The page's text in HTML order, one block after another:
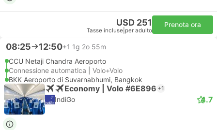
USD 251
Tasse incluse per adulto
Prenota ora
08:25 12:50+1 1g 2o 55m
CCU Netaji Chandra Aeroporto
Connessione automatica | Volo+Volo
BKK Aeroporto di Suvarnabhumi, Bangkok
Economy | Volo #6E896 +1
IndiGo 4.7